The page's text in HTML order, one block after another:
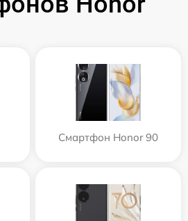
Смартфон Honor 90